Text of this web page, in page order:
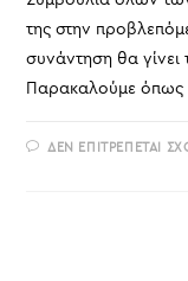
της στην
συνάντηση θα
Παρακαλούμε όπως
ΔΕΝ ΕΠΙΤΡΈΠΕΤΑΙ